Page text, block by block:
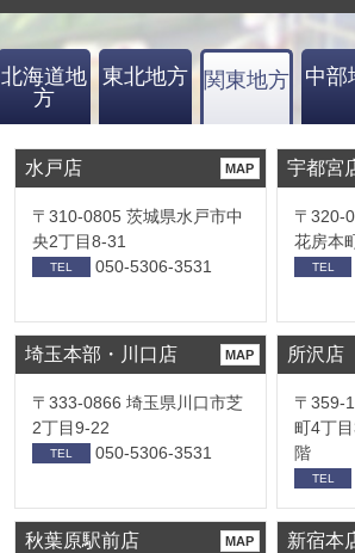
北海道地
方
東北地方 関東地方 中部
水戸店 MAP
〒310-0805 茨城県水戸市中
央2丁目8-31
TEL 050-5306-3531
宇都宮
〒320-
花房本
TEL
埼玉本部・川口店 MAP
〒333-0866 埼玉県川口市芝
2丁目9-22
TEL 050-5306-3531
所沢店
〒359-
町4丁
階
TEL
秋葉原駅前店 MAP 新宿本